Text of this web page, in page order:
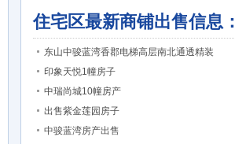
住宅区最新商铺出售信息：
东山中骏蓝湾香郡电梯高层南北通透精装
印象天悦1幢房子
中瑞尚城10幢房产
出售紫金莲园房子
中骏蓝湾房产出售